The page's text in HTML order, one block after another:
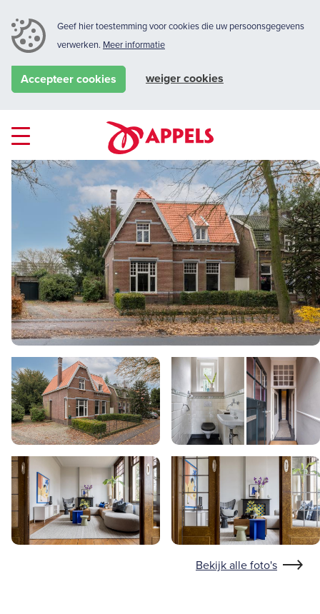
Geef hier toestemming voor cookies die uw persoonsgegevens
verwerken. Meer informatie
Accepteer cookies weiger cookies
Bekijk alle foto's